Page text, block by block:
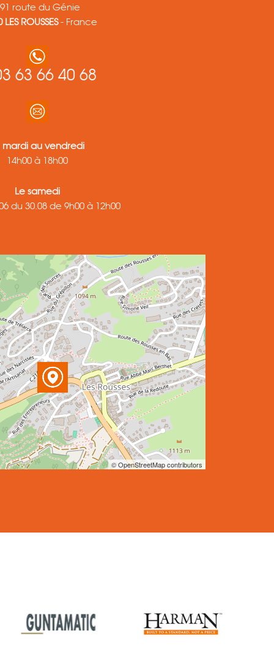
route du Génie
ROUSSES- France
63 66 40 68
mardi au vendredi
14h00 à 18h00
Le samedi
du 30.08 de 9h00 à 12h00
© OpenStreetMap contributors